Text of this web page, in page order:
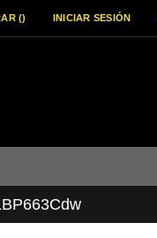
() INICIAR SESIÓN